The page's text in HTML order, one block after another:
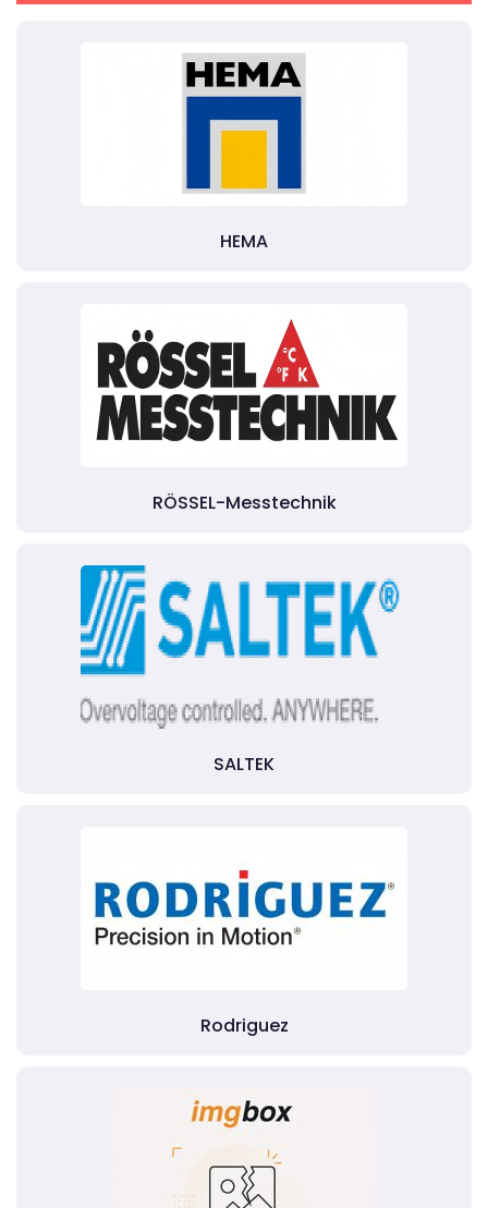
HEMA
RÖSSEL-Messtechnik
SALTEK
Rodriguez